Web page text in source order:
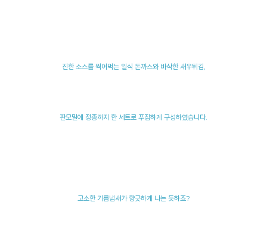
진한 소스를 찍어먹는 일식 돈까스와 바삭한 새우튀김,
판모밀에 정종까지 한 세트로 푸짐하게 구성하였습니다.
고소한 기름냄새가 향긋하게 나는 듯하죠?